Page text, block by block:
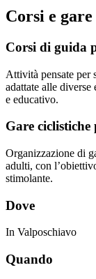
Corsi e
Corsi di guida
Attività pensate per
adattate alle diverse
e educativo.
Gare ciclistiche
Organizzazione di
adulti, con
stimolante.
Dove
In Valposchiavo
Quando